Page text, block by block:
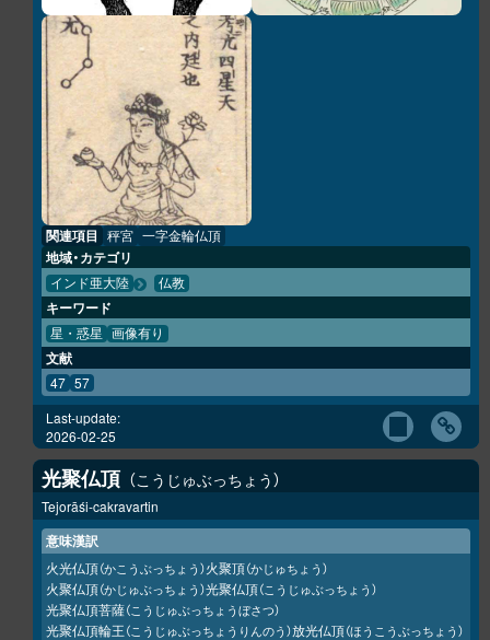
関連項目 秤宮 一字金輪仏頂
地域・カテゴリ
インド亜大陸 仏教
キーワード
星・惑星 画像有り
文献
47 57
Last-update:
2026-02-25
光聚仏頂 こうじゅぶっちょう
Tejorāśi-cakravartin
意味漢訳
火光仏頂（かこうぶっちょう）火聚頂（かじゅちょう）
火聚仏頂（かじゅぶっちょう）光聚仏頂（こうじゅぶっちょう）
光聚仏頂菩薩（こうじゅぶっちょうぼさつ）
光聚仏頂輪王（こうじゅぶっちょうりんのう）放光仏頂（ほうこうぶっちょう）